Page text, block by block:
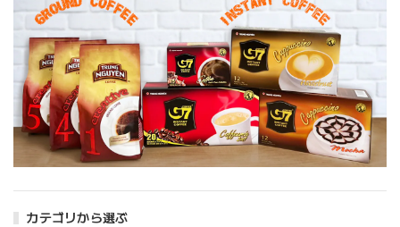
カテゴリから選ぶ